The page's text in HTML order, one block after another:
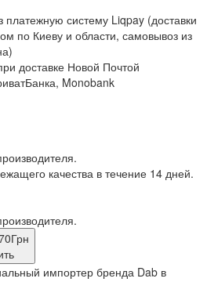
платежную систему Liqpay (доставки
по Киеву и области, самовывоз из
доставке Новой Почтой
Monobank
качества в течение 14 дней.
Грн
импортер бренда Dab в